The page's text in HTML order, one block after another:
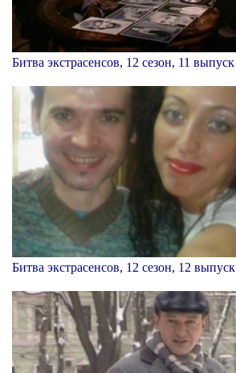
Битва экстрасенсов, 12 сезон, 11 выпуск
Битва экстрасенсов, 12 сезон, 12 выпуск